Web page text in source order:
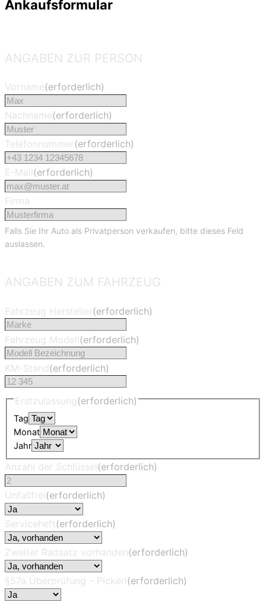
Ankaufsformular
ANGABEN ZUR PERSON
Vorname(erforderlich)
Nachname(erforderlich)
Telefonnummer (erforderlich)
E-Mail (erforderlich)
Firma
Falls Sie Ihr Auto als Privatperson verkaufen, bitte dieses Feld
auslassen.
ANGABEN ZUM FAHRZEUG
Fahrzeug Hersteller (erforderlich)
Fahrzeug Modell (erforderlich)
KM-Stand (erforderlich)
Erstzulassung (erforderlich)
Tag
Monat
Jahr
Anzahl der Schlüssel (erforderlich)
Unfallfrei (erforderlich)
Serviceheft (erforderlich)
Zweiter Radsatz vorhanden(erforderlich)
§57a Überprüfung – Pickerl (erforderlich)